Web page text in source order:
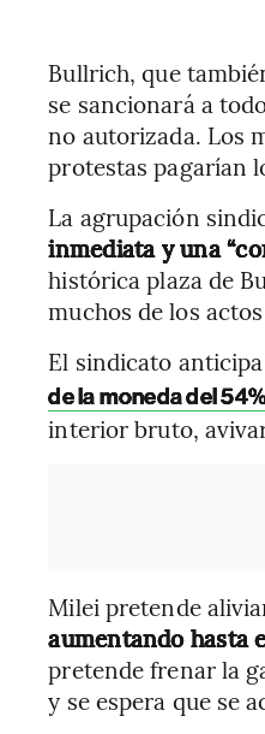
Bullrich, que
se sancionará a
no autorizada. Los
protestas pagarían
La agrupación
inmediata y una
histórica plaza de
muchos de los
El sindicato
de la moneda del
interior bruto,
Milei pretende
aumentando hasta
pretende frenar la
y se espera que se